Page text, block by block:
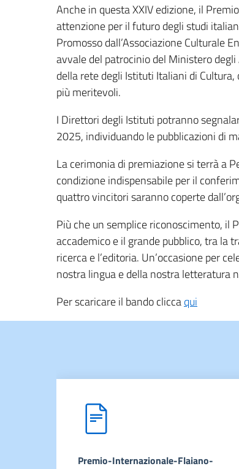
Anche in questa XXIV edizione, il
attenzione per il futuro degli studi
Promosso dall’Associazione Culturale
avvale del patrocinio del Ministero
della rete degli Istituti Italiani di
più meritevoli.
I Direttori degli Istituti potranno
2025, individuando le pubblicazioni di
La cerimonia di premiazione si terrà a
condizione indispensabile per il
quattro vincitori saranno coperte
Più che un semplice riconoscimento, il
accademico e il grande pubblico, tra la
ricerca e l’editoria. Un’occasione per
nostra lingua e della nostra letteratura
Per scaricare il bando cliccaqui
Premio-Internazionale-Flaiano-